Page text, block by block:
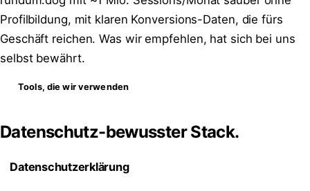
Profilbildung, mit klaren Konversions-Daten, die fürs
Geschäft reichen. Was wir empfehlen, hat sich bei uns
selbst bewährt.
Tools, die wir verwenden
Datenschutz-bewusster Stack.
Datenschutzerklärung